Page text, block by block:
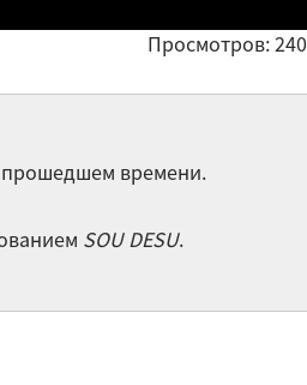
Просмотров: 240
прошедшем времени.
SOU DESU.